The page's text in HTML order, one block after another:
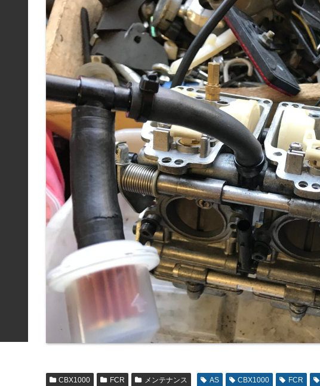
CBX1000 FCR メンテナンス AS CBX1000 FCR